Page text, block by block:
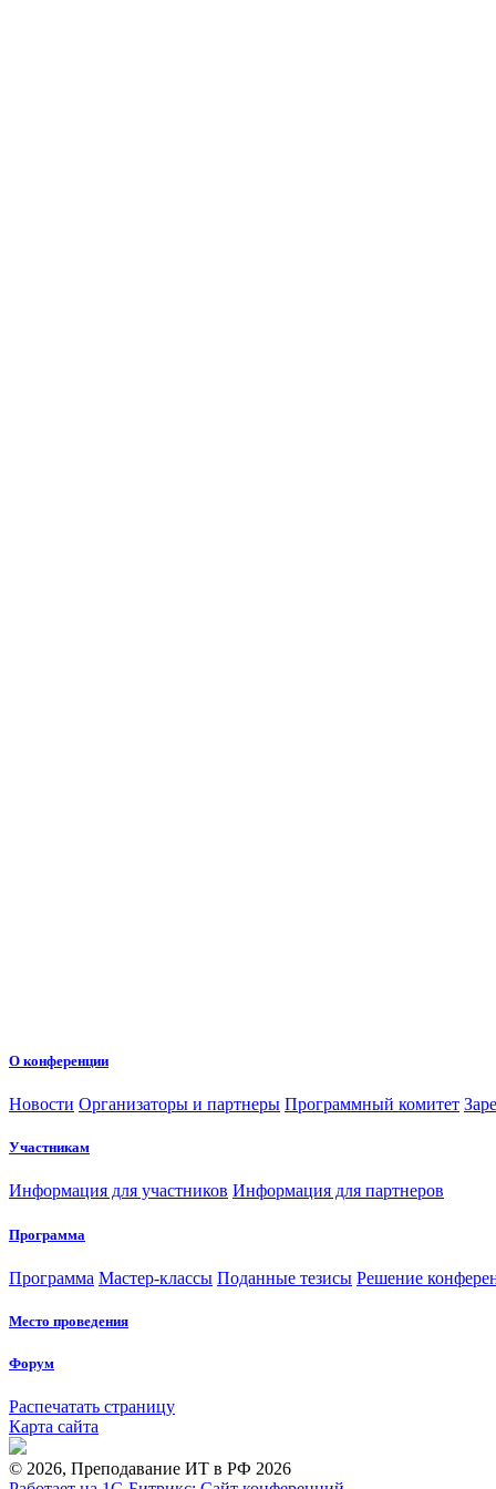
О конференции
Новости Организаторы и партнеры Программный комитет
Участникам
Информация для участников Информация для партнеров
Программа
Программа Мастер-классы Поданные тезисы Решение
Место проведения
Форум
Распечатать страницу
Карта сайта
© 2026, Преподавание ИТ в РФ 2026